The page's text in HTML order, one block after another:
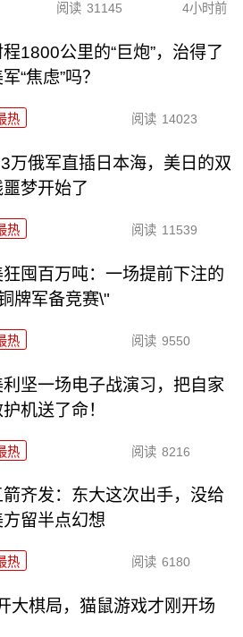
阅读 31145 4小时前
程1800公里的“巨炮”，治得了
“焦虑”吗？
热 阅读 14023
万俄军直插日本海，美日的双
噩梦开始了
热 阅读 11539
狂囤百万吨：一场提前下注的
牌军备竞赛\"
热 阅读 9550
利坚一场电子战演习，把自家
机送了命！
热 阅读 8216
箭齐发：东大这次出手，没给
方留半点幻想
热 阅读 6180
大棋局，猫鼠游戏才刚开场